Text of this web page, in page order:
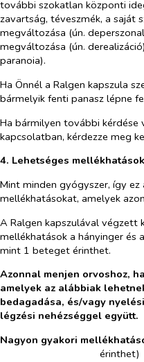
további szokatlan központi
zavartság, téveszmék, a saját
megváltozása (ún.
megváltozása (ún.
paranoia).
Ha Önnél a Ralgen kapszula
bármelyik fenti panasz lépne
Ha bármilyen további kérdése
kapcsolatban, kérdezze meg
4. Lehetséges mellékhatások
Mint minden gyógyszer, így
mellékhatásokat, amelyek
A Ralgen kapszulával végzett
mellékhatások a hányinger és
mint 1 beteget érinthet.
Azonnal menjen orvoshoz,
amelyek az alábbiak
bedagadása, és/vagy
légzési nehézséggel együtt.
Nagyon gyakori
érinthet)